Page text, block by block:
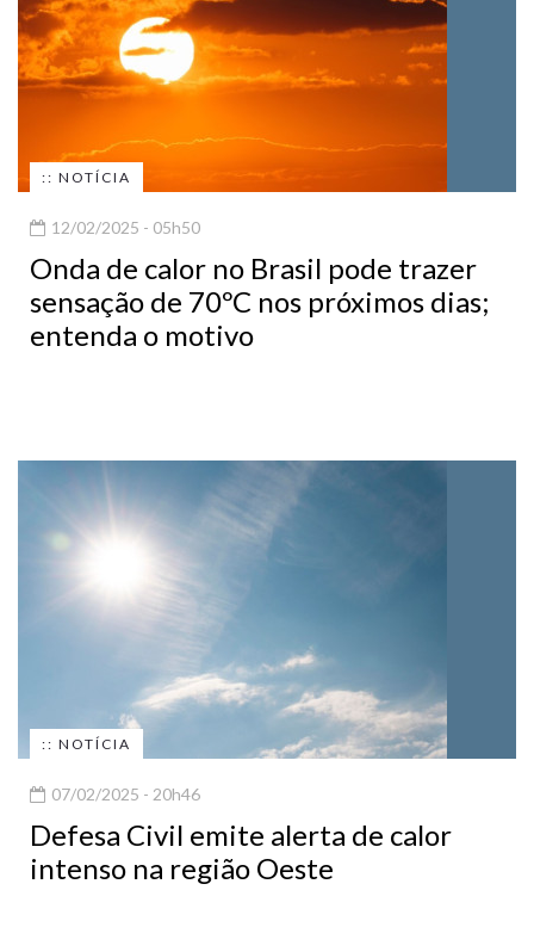
:: NOTÍCIA
12/02/2025 - 05h50
Onda de calor no Brasil pode trazer
sensação de 70ºC nos próximos dias;
entenda o motivo
:: NOTÍCIA
07/02/2025 - 20h46
Defesa Civil emite alerta de calor
intenso na região Oeste